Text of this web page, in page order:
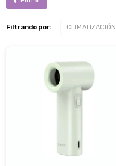
Filtrando por: CLIMATIZACIÓN